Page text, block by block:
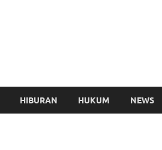
HIBURAN HUKUM NEWS